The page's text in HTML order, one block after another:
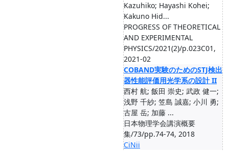
Kazuhiko; Hayashi Kohei;
Kakuno Hid...
PROGRESS OF THEORETICAL
AND EXPERIMENTAL
PHYSICS/2021(2)/p.023C01,
2021-02
COBAND実験のためのSTJ検出
器性能評価用光学系の設計 II
西村 航; 飯田 崇史; 武政 健一;
浅野 千紗; 笠島 誠嘉; 小川 勇;
古屋 岳; 加藤 ...
日本物理学会講演概要
集/73/pp.74-74, 2018
CiNii